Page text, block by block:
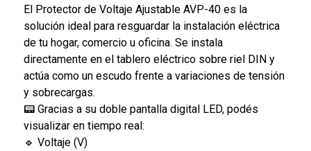
El Protector de Voltaje Ajustable AVP-40 es la
solución ideal para resguardar la instalación eléctrica
de tu hogar, comercio u oficina. Se instala
directamente en el tablero eléctrico sobre riel DIN y
actúa como un escudo frente a variaciones de tensión
y sobrecargas.
📟 Gracias a su doble pantalla digital LED, podés
visualizar en tiempo real:
🔹 Voltaje (V)